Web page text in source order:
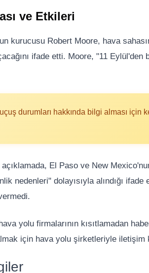
ve Etkileri
kurucusu Robert Moore, hava
ifade etti. Moore, "11 Eylül'den
durumları hakkında bilgi alması
açıklamada, El Paso ve New
nedenleri" dolayısıyla alındığı
yolu firmalarının kısıtlamadan
için hava yolu şirketleriyle iletişim